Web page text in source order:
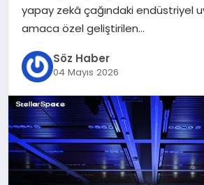
yapay zekâ çağındaki endüstriyel
amaca özel geliştirilen…
Söz Haber
04 Mayıs 2026